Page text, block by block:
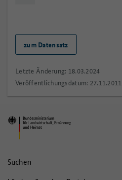
zum Datensatz
Letzte Änderung: 18.03.2024
Veröffentlichungsdatum: 27.11.2011
Suchen